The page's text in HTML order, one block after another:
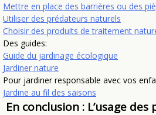
Mettre en place des barrières ou des
Utiliser des prédateurs naturels
Choisir des produits de traitement
Des guides:
Guide du jardinage écologique
Jardiner nature
Pour jardiner responsable avec vos
Jardine au fil des saisons
En conclusion : L’usage